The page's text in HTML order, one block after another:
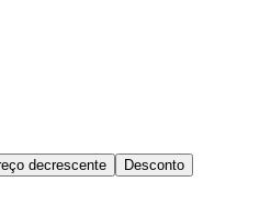
decrescente Desconto